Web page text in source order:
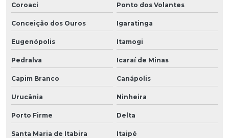
Coroaci Ponto dos Volantes
Conceição dos Ouros Igaratinga
Eugenópolis Itamogi
Pedralva Icaraí de Minas
Capim Branco Canápolis
Urucânia Ninheira
Porto Firme Delta
Santa Maria de Itabira Itaipé